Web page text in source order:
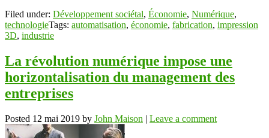
Filed under: Développement sociétal, Économie, Numérique,
technologieTags: automatisation, économie, fabrication, impression
3D, industrie
La révolution numérique impose une
horizontalisation du management des
entreprises
Posted 12 mai 2019 by John Maison | Leave a comment